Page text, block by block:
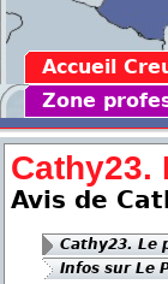
Accueil
Zone
Cathy23.
Avis de
Cathy23. Le
Infos sur Le